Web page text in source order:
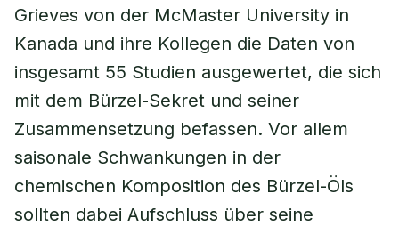
Grieves von der McMaster University in
Kanada und ihre Kollegen die Daten von
insgesamt 55 Studien ausgewertet, die sich
mit dem Bürzel-Sekret und seiner
Zusammensetzung befassen. Vor allem
saisonale Schwankungen in der
chemischen Komposition des Bürzel-Öls
sollten dabei Aufschluss über seine